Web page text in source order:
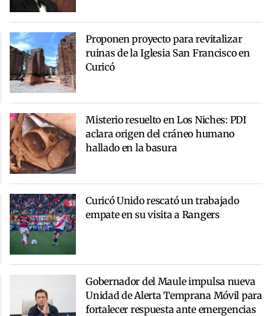
Proponen proyecto para revitalizar
ruinas de la Iglesia San Francisco en
Curicó
Misterio resuelto en Los Niches: PDI
aclara origen del cráneo humano
hallado en la basura
Curicó Unido rescató un trabajado
empate en su visita a Rangers
Gobernador del Maule impulsa nueva
Unidad de Alerta Temprana Móvil para
fortalecer respuesta ante emergencias